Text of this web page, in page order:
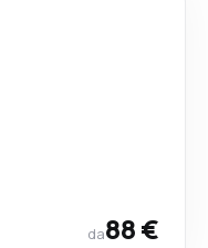
da88 €